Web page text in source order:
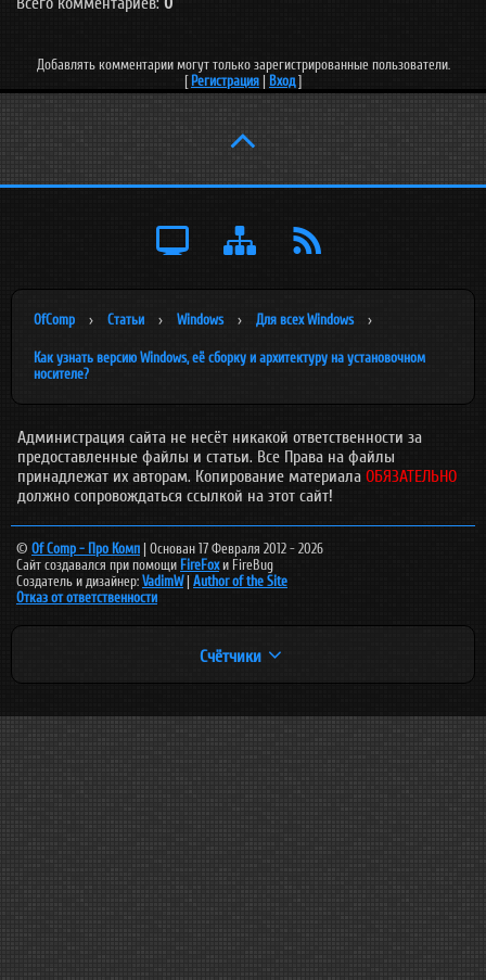
Добавлять комментарии могут только зарегистрированные пользователи.
[ Регистрация Вход]

OfComp › Статьи › Windows › Для всех Windows ›
Как узнать версию Windows, её сборку и архитектуру на установочном
носителе?
Администрация сайта не несёт никакой ответственности за
предоставленные файлы и статьи. Все Права на файлы
принадлежат их авторам. Копирование материала ОБЯЗАТЕЛЬНО
должно сопровождаться ссылкой на этот сайт!
© Of Comp - Про Комп | Основан 17 Февраля 2012 - 2026
Сайт создавался при помощи FireFoxи FireBug
Создатель и дизайнер: VadimW| Author of the Site
Отказ от ответственности
Счётчики